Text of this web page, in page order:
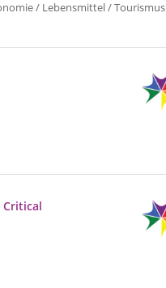
/ Lebensmittel / Tourismus
Critical